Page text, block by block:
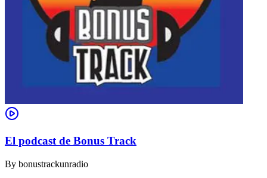
El podcast de Bonus Track
By bonustrackunradio